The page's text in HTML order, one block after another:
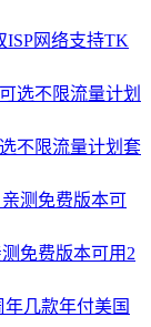
ISP网络支持TK
不限流量计划套
免费版本可用2